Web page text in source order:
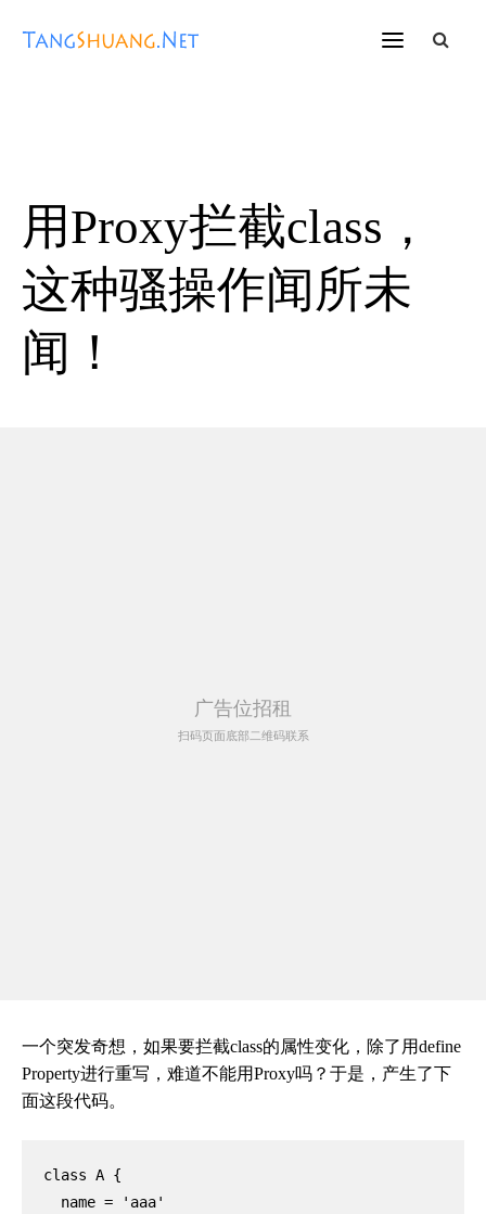
用Proxy拦截class，
这种骚操作闻所未
闻！
广告位招租
扫码页面底部二维码联系
一个突发奇想，如果要拦截class的属性变化，除了用define
Property进行重写，难道不能用Proxy吗？于是， 产生了下
面这段代码。
class A {
  name = 'aaa'